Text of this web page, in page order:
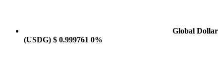
Global Dollar
(USDG) $ 0.999761 0%